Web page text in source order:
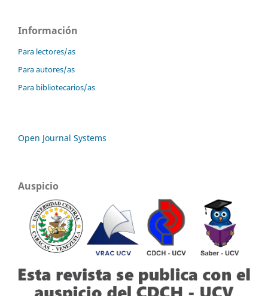
Información
Para lectores/as
Para autores/as
Para bibliotecarios/as
Open Journal Systems
Auspicio